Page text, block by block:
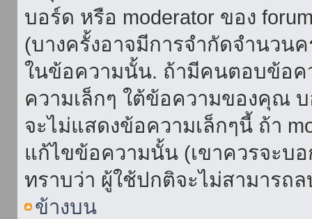
บอร์ด หรือ moderator ของ
(บางครั้งอาจมีการจำกัดจำนวน
ในข้อความนั้น. ถ้ามีคนตอบข้อ
ความเล็กๆ ใต้ข้อความของคุณ
จะไม่แสดงข้อความเล็กๆนี้ ถ้า
แก้ไขข้อความนั้น (เขาควรจะบ
ทราบว่า ผู้ใช้ปกติจะไม่สามารถ
ข้างบน